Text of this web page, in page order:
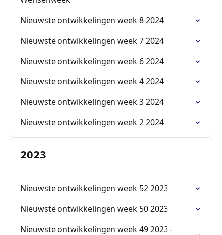
Nieuwste ontwikkelingen week 8 2024
Nieuwste ontwikkelingen week 7 2024
Nieuwste ontwikkelingen week 6 2024
Nieuwste ontwikkelingen week 4 2024
Nieuwste ontwikkelingen week 3 2024
Nieuwste ontwikkelingen week 2 2024
2023
Nieuwste ontwikkelingen week 52 2023
Nieuwste ontwikkelingen week 50 2023
Nieuwste ontwikkelingen week 49 2023 -